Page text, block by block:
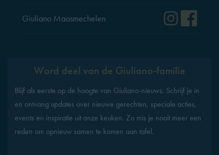
Giuliano Maasmechelen
Word deel van de Giuliano-familie
Blijf als eerste op de hoogte van Giuliano-nieuws. Schrijf je in
en ontvang updates over nieuwe gerechten, speciale acties,
events en inspiratie uit onze keuken. Zo mis je nooit meer een
reden om opnieuw samen te komen aan tafel.